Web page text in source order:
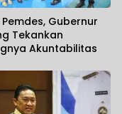
Gubernur
Tekankan
Akuntabilitas